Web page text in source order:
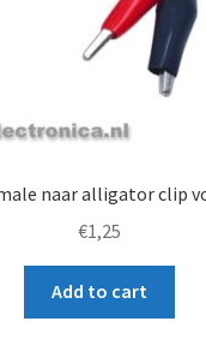
naar alligator clip
€1,25
Add to cart